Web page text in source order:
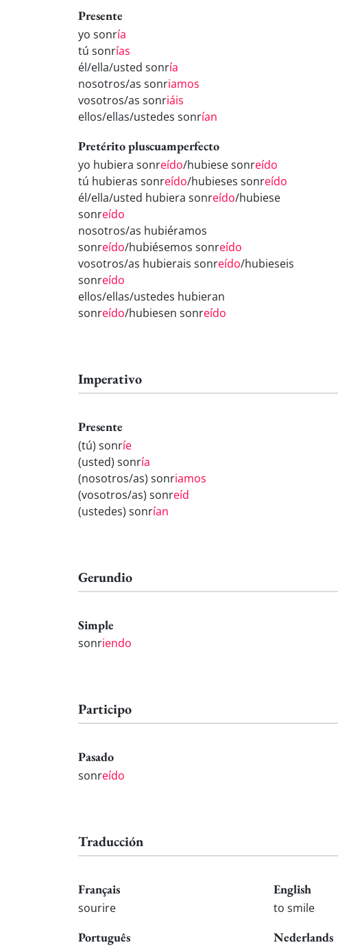
Presente
yo sonría
tú sonrías
él/ella/usted sonría
nosotros/as sonriamos
vosotros/as sonriáis
ellos/ellas/ustedes sonrían
Pretérito pluscuamperfecto
yo hubiera sonreído/hubiese sonreído
tú hubieras sonreído/hubieses sonreído
él/ella/usted hubiera sonreído/hubiese
sonreído
nosotros/as hubiéramos
sonreído/hubiésemos sonreído
vosotros/as hubierais sonreído/hubieseis
sonreído
ellos/ellas/ustedes hubieran
sonreído/hubiesen sonreído
Imperativo
Presente
(tú) sonríe
(usted) sonría
(nosotros/as) sonriamos
(vosotros/as) sonreíd
(ustedes) sonrían
Gerundio
Simple
sonriendo
Participo
Pasado
sonreído
Traducción
Français
sourire
English
to smile
Português Nederlands